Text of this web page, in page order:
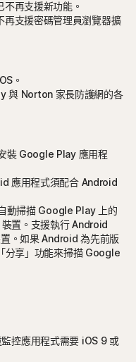
再支援新功能。
支援密碼管理員瀏覽器擴
。
與 Norton 家長防護網的各
裝 Google Play 應用程
應用程式須配合 Android
動掃描 Google Play 上的
置。支援執行 Android
。如果 Android 為先前版
分享」功能來掃描 Google
控應用程式需要 iOS 9 或